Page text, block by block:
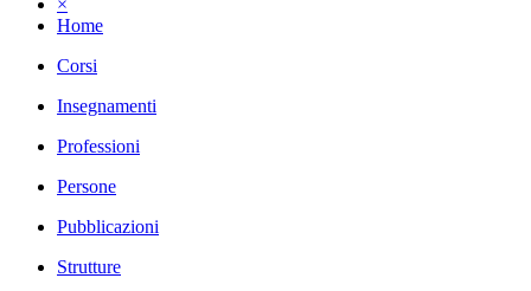
×
Home
Corsi
Insegnamenti
Professioni
Persone
Pubblicazioni
Strutture